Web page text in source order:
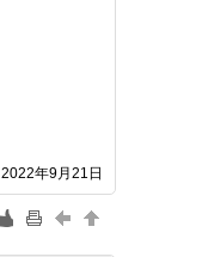
2022年9月21日